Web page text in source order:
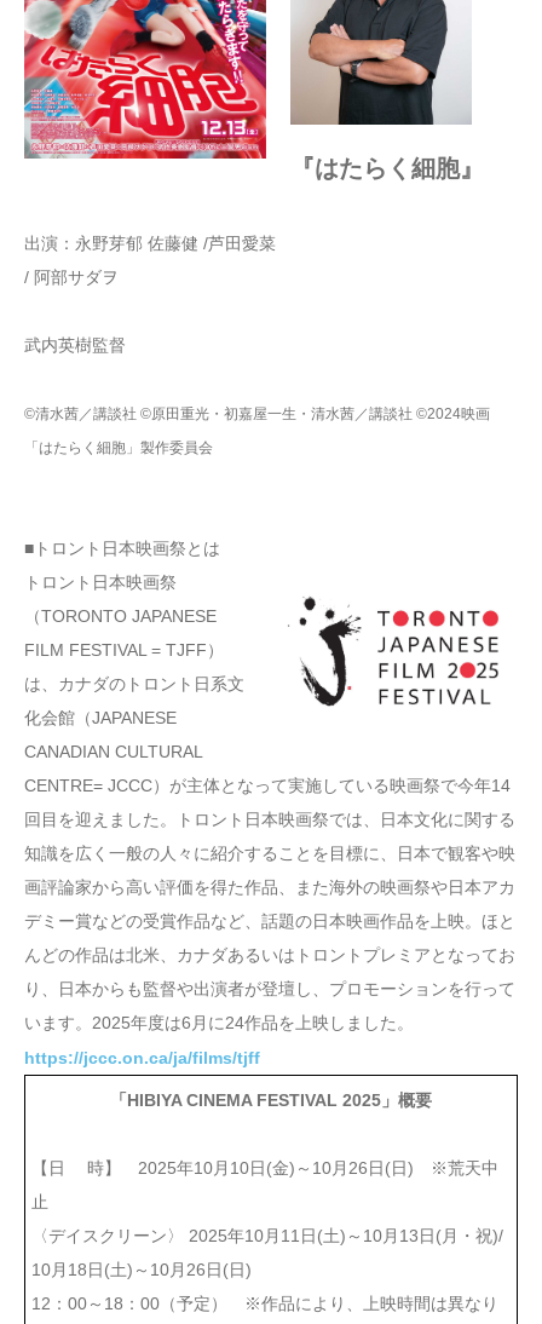
『はたらく細胞』
出演：永野芽郁 佐藤健 /芦田愛菜
/ 阿部サダヲ
武内英樹監督
©清水茜／講談社 ©原田重光・初嘉屋一生・清水茜／講談社 ©2024映画
「はたらく細胞」製作委員会
■トロント日本映画祭とは
トロント日本映画祭
（TORONTO JAPANESE
FILM FESTIVAL = TJFF）
は、カナダのトロント日系文
化会館（JAPANESE
CANADIAN CULTURAL
CENTRE= JCCC）が主体となって実施している映画祭で今年14
回目を迎えました。トロント日本映画祭では、日本文化に関する
知識を広く一般の人々に紹介することを目標に、日本で観客や映
画評論家から高い評価を得た作品、また海外の映画祭や日本アカ
デミー賞などの受賞作品など、話題の日本映画作品を上映。ほと
んどの作品は北米、カナダあるいはトロントプレミアとなってお
り、日本からも監督や出演者が登壇し、プロモーションを行って
います。2025年度は6月に24作品を上映しました。
https://jccc.on.ca/ja/films/tjff
「HIBIYA CINEMA FESTIVAL 2025」概要
【日 時】 2025年10月10日(金)～10月26日(日) ※荒天中
止
〈デイスクリーン〉 2025年10月11日(土)～10月13日(月・祝)/
10月18日(土)～10月26日(日)
12：00～18：00（予定） ※作品により、上映時間は異なり